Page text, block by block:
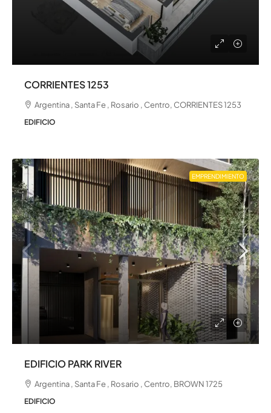
CORRIENTES 1253
Argentina , Santa Fe , Rosario , Centro, CORRIENTES 1253
EDIFICIO
EMPRENDIMIENTO
EDIFICIO PARK RIVER
Argentina , Santa Fe , Rosario , Centro, BROWN 1725
EDIFICIO